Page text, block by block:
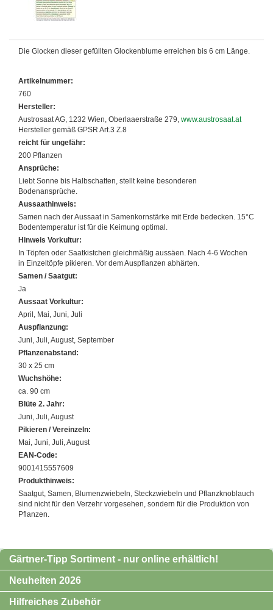
Die Glocken dieser gefüllten Glockenblume erreichen bis 6 cm Länge.
Artikelnummer:
760
Hersteller:
Austrosaat AG, 1232 Wien, Oberlaaerstraße 279, www.austrosaat.at
Hersteller gemäß GPSR Art.3 Z.8
reicht für ungefähr:
200 Pflanzen
Ansprüche:
Liebt Sonne bis Halbschatten, stellt keine besonderen
Bodenansprüche.
Aussaathinweis:
Samen nach der Aussaat in Samenkornstärke mit Erde bedecken. 15°C
Bodentemperatur ist für die Keimung optimal.
Hinweis Vorkultur:
In Töpfen oder Saatkistchen gleichmäßig aussäen. Nach 4-6 Wochen
in Einzeltöpfe pikieren. Vor dem Auspflanzen abhärten.
Samen / Saatgut:
Ja
Aussaat Vorkultur:
April, Mai, Juni, Juli
Auspflanzung:
Juni, Juli, August, September
Pflanzenabstand:
30 x 25 cm
Wuchshöhe:
ca. 90 cm
Blüte 2. Jahr:
Juni, Juli, August
Pikieren / Vereinzeln:
Mai, Juni, Juli, August
EAN-Code:
9001415557609
Produkthinweis:
Saatgut, Samen, Blumenzwiebeln, Steckzwiebeln und Pflanzknoblauch
sind nicht für den Verzehr vorgesehen, sondern für die Produktion von
Pflanzen.
Gärtner-Tipp Sortiment - nur online erhältlich!
Neuheiten 2026
Hilfreiches Zubehör